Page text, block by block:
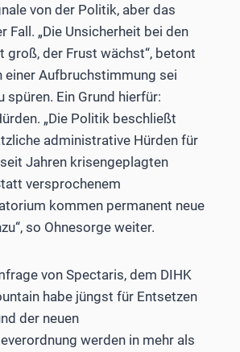
von der Politik, aber das
Fall. „Die Unsicherheit bei den
groß, der Frust wächst“, betont
einer Aufbruchstimmung sei
spüren. Ein Grund hierfür:
„Die Politik beschließt
administrative Hürden für
Jahren krisengeplagten
versprochenem
kommen permanent neue
so Ohnesorge weiter.
von Spectaris, dem DIHK
habe jüngst für Entsetzen
der neuen
werden in mehr als